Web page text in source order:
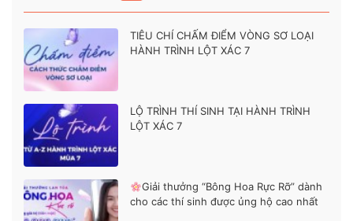
TIÊU CHÍ CHẤM ĐIỂM VÒNG SƠ LOẠI
HÀNH TRÌNH LỘT XÁC 7
LỘ TRÌNH THÍ SINH TẠI HÀNH TRÌNH
LỘT XÁC 7
Giải thưởng “Bông Hoa Rực Rỡ” dành
cho các thí sinh được ủng hộ cao nhất